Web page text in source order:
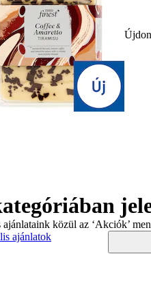
közül az ‘Akciók’
ajánlatok